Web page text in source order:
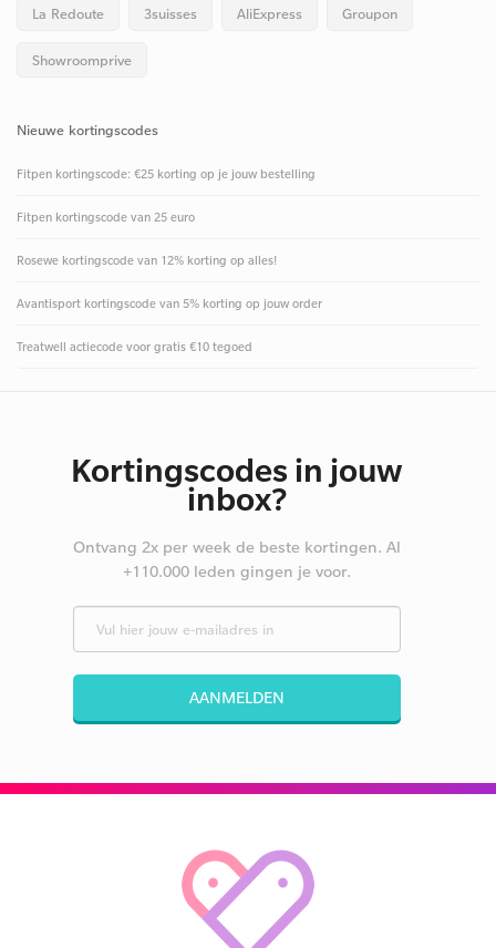
La Redoute 3suisses AliExpress Groupon
Showroomprive
Nieuwe kortingscodes
Fitpen kortingscode: €25 korting op je jouw bestelling
Fitpen kortingscode van 25 euro
Rosewe kortingscode van 12% korting op alles!
Avantisport kortingscode van 5% korting op jouw order
Treatwell actiecode voor gratis €10 tegoed
Kortingscodes in jouw
inbox?
Ontvang 2x per week de beste kortingen. Al
+110.000 leden gingen je voor.
AANMELDEN